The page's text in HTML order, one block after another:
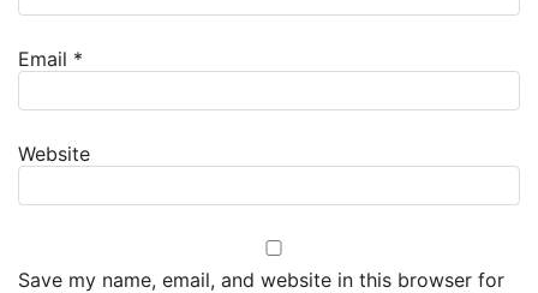
Email *
Website
Save my name, email, and website in this browser for